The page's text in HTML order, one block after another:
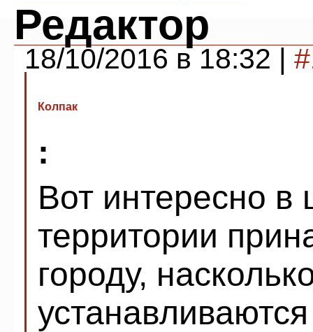
Редактор
18/10/2016 в 18:32 |
Колпак
:
Вот интересно в
территории
городу,